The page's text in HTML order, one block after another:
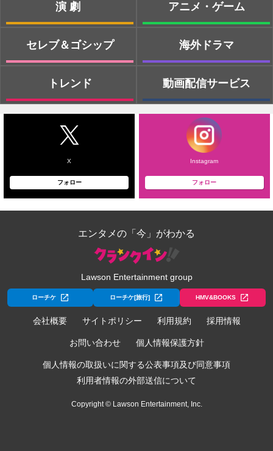
演劇
セレブ＆ゴシップ
トレンド
アニメ・ゲーム
海外ドラマ
動画配信サービス
X
フォロー
Instagram
フォロー
エンタメの「今」がわかる
Lawson Entertainment group
ローチケ ローチケ[旅行] HMV&BOOKS
会社概要 サイトポリシー 利用規約 採用情報
お問い合わせ 個人情報保護方針
個人情報の取扱いに関する公表事項及び同意事項
利用者情報の外部送信について
Copyright © Lawson Entertainment, Inc.